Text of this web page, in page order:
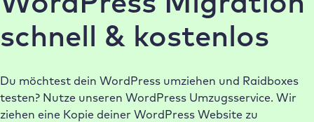
schnell & kostenlos
Du möchtest dein WordPress umziehen und Raidboxes
testen? Nutze unseren WordPress Umzugsservice. Wir
ziehen eine Kopie deiner WordPress Website zu